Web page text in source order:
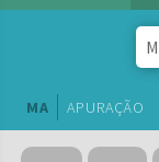
MA APURAÇÃO